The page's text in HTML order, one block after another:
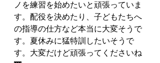
ノを練習を始めたいと頑張っていま
す。配役を決めたり、子どもたちへ
の指導の仕方など本当に大変そうで
す。夏休みに猛特訓したいそうで
す。大変だけど頑張ってくださいね